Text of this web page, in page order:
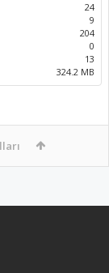
24
9
204
0
13
324.2 MB